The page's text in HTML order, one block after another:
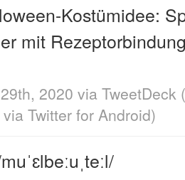
Kostümidee:
mit
2020 via TweetDeck
via Twitter for Android)